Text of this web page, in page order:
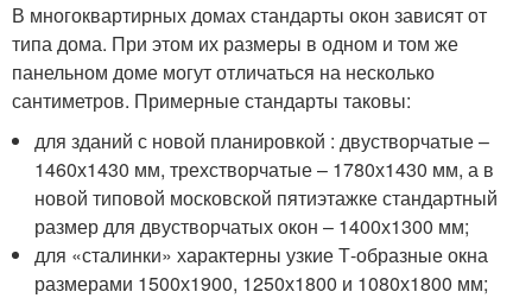
В многоквартирных домах стандарты окон зависят от
типа дома. При этом их размеры в одном и том же
панельном доме могут отличаться на несколько
сантиметров. Примерные стандарты таковы:
для зданий с новой планировкой : двустворчатые –
1460х1430 мм, трехстворчатые – 1780х1430 мм, а в
новой типовой московской пятиэтажке стандартный
размер для двустворчатых окон – 1400х1300 мм;
для «сталинки» характерны узкие Т-образные окна
размерами 1500х1900, 1250х1800 и 1080х1800 мм;